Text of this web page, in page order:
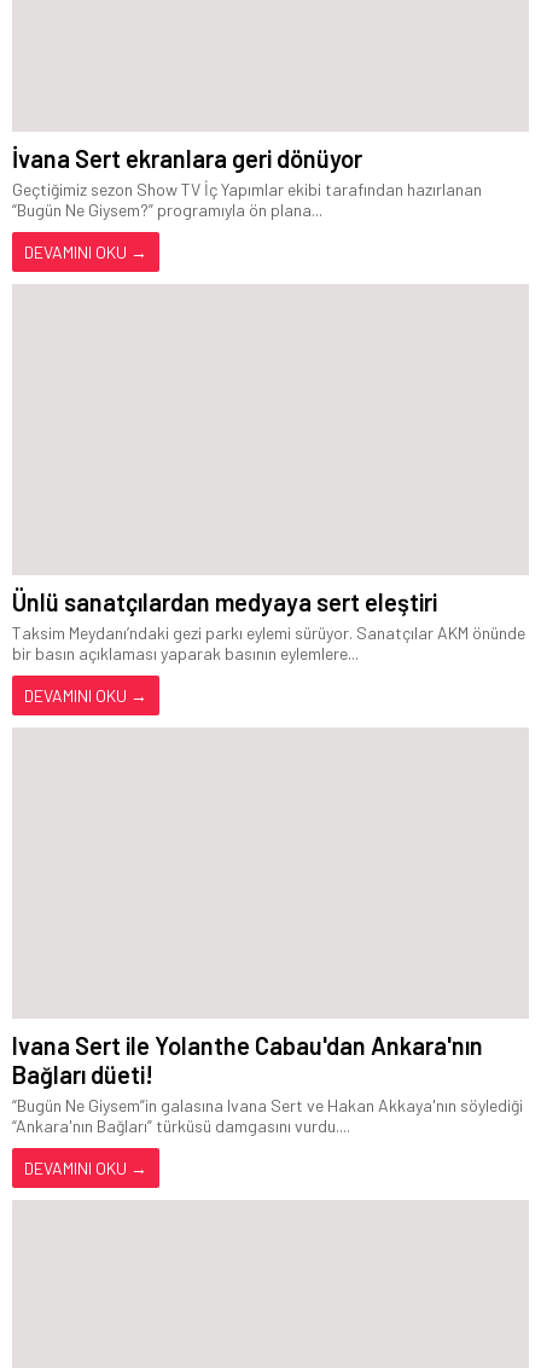
İvana Sert ekranlara geri dönüyor
Geçtiğimiz sezon Show TV İç Yapımlar ekibi tarafından hazırlanan
“Bugün Ne Giysem?” programıyla ön plana...
DEVAMINI OKU →
Ünlü sanatçılardan medyaya sert eleştiri
Taksim Meydanı’ndaki gezi parkı eylemi sürüyor. Sanatçılar AKM önünde
bir basın açıklaması yaparak basının eylemlere...
DEVAMINI OKU →
Ivana Sert ile Yolanthe Cabau'dan Ankara'nın
Bağları düeti!
“Bugün Ne Giysem”in galasına Ivana Sert ve Hakan Akkaya'nın söylediği
“Ankara'nın Bağları” türküsü damgasını vurdu....
DEVAMINI OKU →